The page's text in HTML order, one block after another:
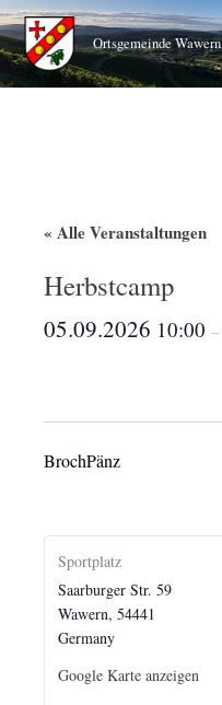
Zum
Inhalt
springen
Ortsgemeinde Wawern
« Alle Veranstaltungen
Herbstcamp
05.09.2026 10:00 –
BrochPänz
Sportplatz
Saarburger Str. 59
Wawern, 54441
Germany
Google Karte anzeigen